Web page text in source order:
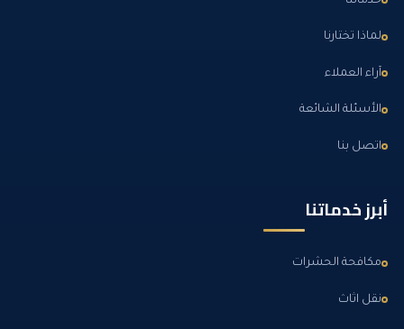
لماذا تختارنا
آراء العملاء
الأسئلة الشائعة
اتصل بنا
أبرز خدماتنا
مكافحة الحشرات
نقل اثاث